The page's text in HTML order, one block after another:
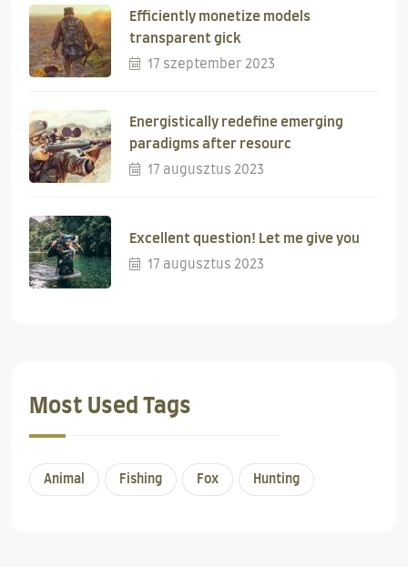
Efficiently monetize models
transparent gick
17 szeptember 2023
Energistically redefine emerging
paradigms after resourc
17 augusztus 2023
Excellent question! Let me give you
17 augusztus 2023
Most Used Tags
Animal Fishing Fox Hunting